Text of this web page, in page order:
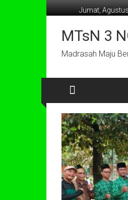
ke
Jumat,
MTsN 3
Madrasah Maju